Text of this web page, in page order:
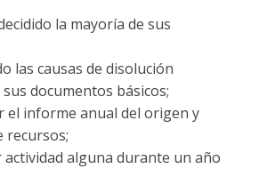
la mayoría de sus
las causas de disolución
documentos básicos;
el informe anual del origen y
recursos;
actividad alguna durante un año